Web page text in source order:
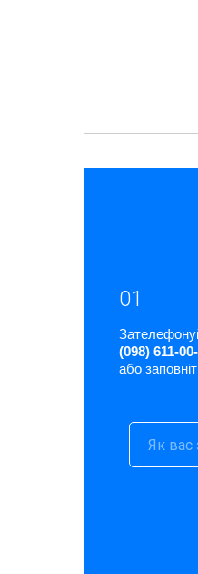
(098) 611-
або
01